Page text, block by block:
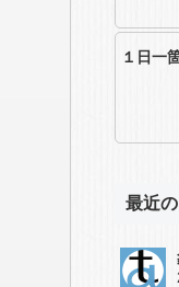
１日一
最近